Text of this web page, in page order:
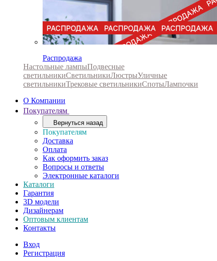
Распродажа
Настольные лампыПодвесные
светильникиСветильникиЛюстрыУличные
светильникиТрековые светильникиСпотыЛампочки
О Компании
Покупателям
Вернуться назад
Покупателям
Доставка
Оплата
Как оформить заказ
Вопросы и ответы
Электронные каталоги
Каталоги
Гарантия
3D модели
Дизайнерам
Оптовым клиентам
Контакты
Вход
Регистрация